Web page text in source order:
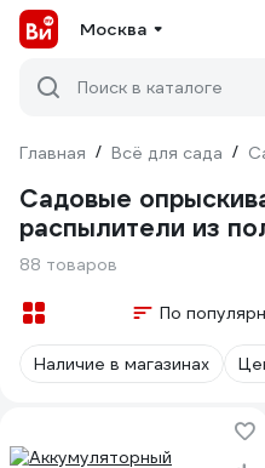
Москва
Поиск в каталоге
Главная / Всё для сада /
Садовые
распылители из
88 товаров
По
Наличие в магазинах